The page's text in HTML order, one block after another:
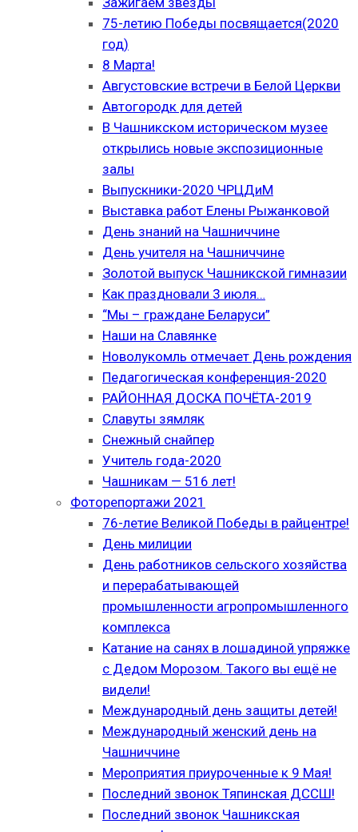
75-летию Победы посвящается(2020
год)
8 Марта!
Августовские встречи в Белой Церкви
Автогородк для детей
В Чашникском историческом музее
открылись новые экспозиционные
залы
Выпускники-2020 ЧРЦДиМ
Выставка работ Елены Рыжанковой
День знаний на Чашниччине
День учителя на Чашниччине
Золотой выпуск Чашникской гимназии
Как праздновали 3 июля…
“Мы – граждане Беларуси”
Наши на Славянке
Новолукомль отмечает День рождения
Педагогическая конференция-2020
РАЙОННАЯ ДОСКА ПОЧЁТА-2019
Славуты зямляк
Снежный снайпер
Учитель года-2020
Чашникам — 516 лет!
Фоторепортажи 2021
76-летие Великой Победы в райцентре!
День милиции
День работников сельского хозяйства
и перерабатывающей
промышленности агропромышленного
комплекса
Катание на санях в лошадиной упряжке
с Дедом Морозом. Такого вы ещё не
видели!
Международный день защиты детей!
Международный женский день на
Чашниччине
Мероприятия приуроченные к 9 Мая!
Последний звонок Тяпинская ДССШ!
Последний звонок Чашникская